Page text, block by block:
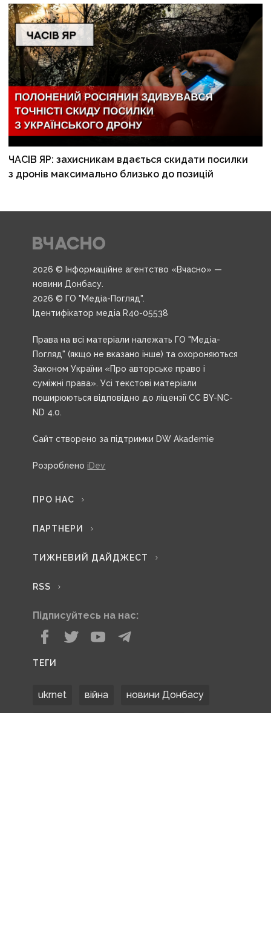
ЧАСІВ ЯР: захисникам вдається скидати посилки
з дронів максимально близько до позицій
2026 © Інформаційне агентство «Вчасно» —
новини Донбасу.
2026 © ГО "Медіа-Погляд".
Ідентифікатор медіа R40-05538
Права на всі матеріали належать ГО "Медіа-
Погляд" (якщо не вказано інше) та охороняються
Законом України «Про авторське право і
суміжні права». Усі текстові матеріали
поширюються відповідно до ліцензії CC BY-NC-
ND 4.0.
Сайт створено за підтримки DW Akademie
Розроблено iDev
ПРО НАС
ПАРТНЕРИ
ТИЖНЕВИЙ ДАЙДЖЕСТ
RSS
Підписуйтесь на нас:
ТЕГИ
ukrnet війна новини Донбасу